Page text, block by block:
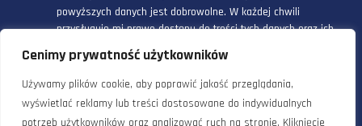
Cenimy prywatność użytkowników
Używamy plików cookie, aby poprawić jakość przeglądania,
wyświetlać reklamy lub treści dostosowane do indywidualnych
potrzeb użytkowników oraz analizować ruch na stronie. Kliknięcie
powyższych danych jest dobrowolne. W każdej chwili
przysługuje mi prawo dostępu do treści tych danych oraz ich
poprawienia, a powyższa zgoda może być odwołana w każdym
czasie.